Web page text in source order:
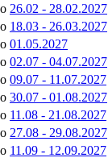
26.02 - 28.02.2027
18.03 - 26.03.2027
01.05.2027
02.07 - 04.07.2027
09.07 - 11.07.2027
30.07 - 01.08.2027
11.08 - 21.08.2027
27.08 - 29.08.2027
11.09 - 12.09.2027